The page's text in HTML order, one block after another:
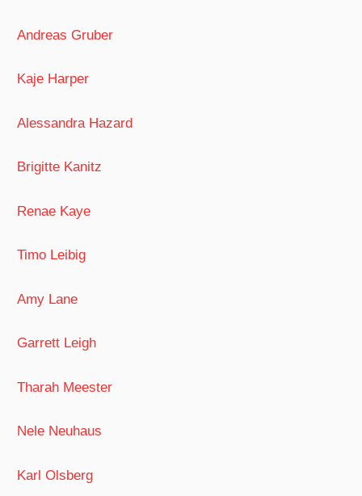
Andreas Gruber
Kaje Harper
Alessandra Hazard
Brigitte Kanitz
Renae Kaye
Timo Leibig
Amy Lane
Garrett Leigh
Tharah Meester
Nele Neuhaus
Karl Olsberg